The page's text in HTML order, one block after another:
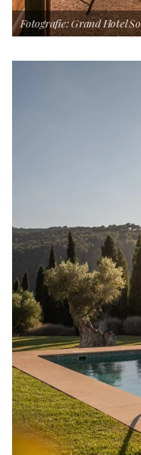
Fotografie: Grand Hotel